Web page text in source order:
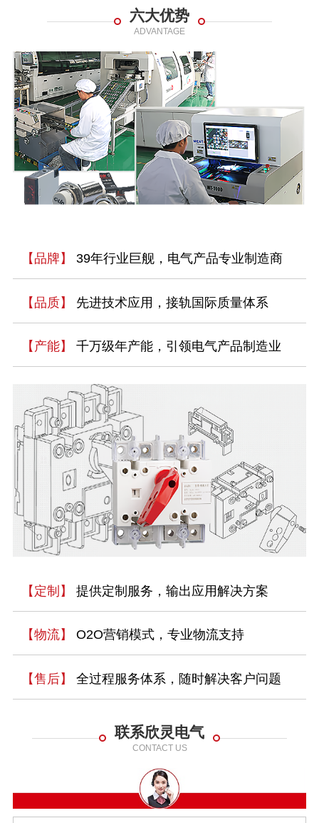
六大优势
ADVANTAGE
【品牌】 39年行业巨舰，电气产品专业制造商
【品质】 先进技术应用，接轨国际质量体系
【产能】 千万级年产能，引领电气产品制造业
【定制】 提供定制服务，输出应用解决方案
【物流】 O2O营销模式，专业物流支持
【售后】 全过程服务体系，随时解决客户问题
联系欣灵电气
CONTACT US